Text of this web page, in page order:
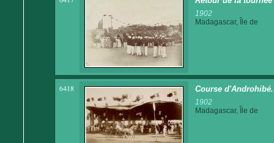
1902
Madagascar, Île de
6418 Course
1902
Madagascar, Île de